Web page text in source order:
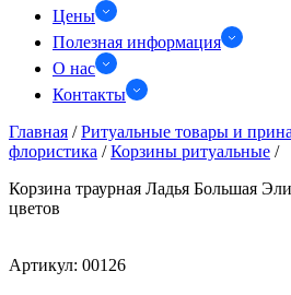
Цены
Полезная информация
О нас
Контакты
Главная / Ритуальные товары и
флористика / Корзины ритуальные /
Корзина траурная Ладья Большая
цветов
Артикул: 00126